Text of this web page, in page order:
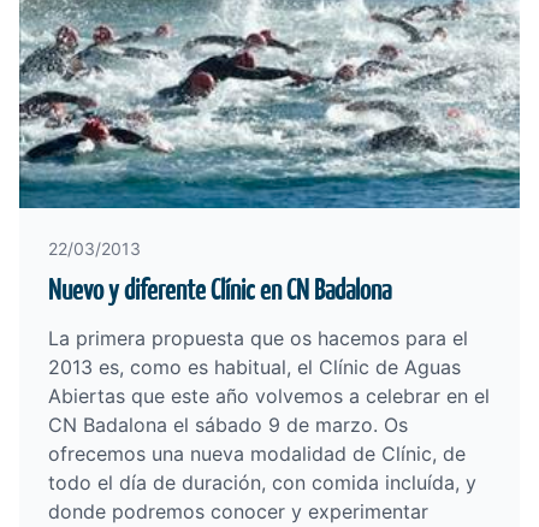
22/03/2013
Nuevo y diferente Clínic en CN Badalona
La primera propuesta que os hacemos para el
2013 es, como es habitual, el Clínic de Aguas
Abiertas que este año volvemos a celebrar en el
CN Badalona el sábado 9 de marzo. Os
ofrecemos una nueva modalidad de Clínic, de
todo el día de duración, con comida incluída, y
donde podremos conocer y experimentar